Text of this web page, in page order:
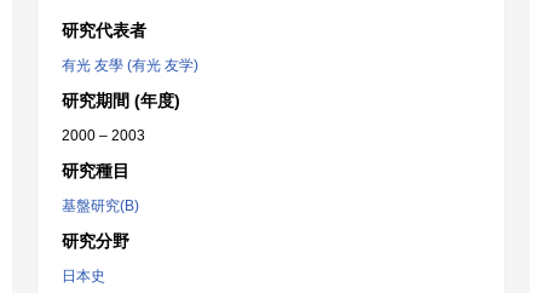
研究代表者
有光 友學 (有光 友学)
研究期間 (年度)
2000 – 2003
研究種目
基盤研究(B)
研究分野
日本史